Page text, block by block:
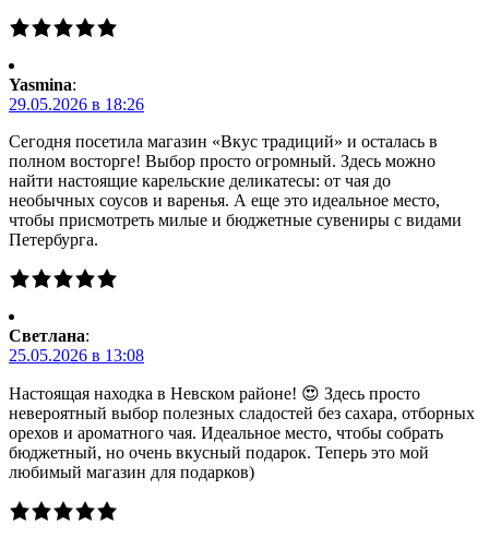
Yasmina:
29.05.2026 в 18:26
Сегодня посетила магазин «Вкус традиций» и осталась в
полном восторге! Выбор просто огромный. Здесь можно
найти настоящие карельские деликатесы: от чая до
необычных соусов и варенья. А еще это идеальное место,
чтобы присмотреть милые и бюджетные сувениры с видами
Петербурга.
Светлана:
25.05.2026 в 13:08
Настоящая находка в Невском районе! 😍 Здесь просто
невероятный выбор полезных сладостей без сахара, отборных
орехов и ароматного чая. Идеальное место, чтобы собрать
бюджетный, но очень вкусный подарок. Теперь это мой
любимый магазин для подарков)